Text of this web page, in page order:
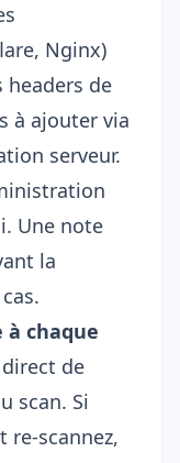
Nginx)
headers de
à ajouter via
serveur.
Une note
la
à chaque
de
scan. Si
re-scannez,